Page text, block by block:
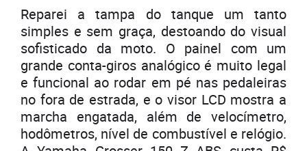
Reparei a tampa do tanque um tanto
simples e sem graça, destoando do visual
sofisticado da moto. O painel com um
grande conta-giros analógico é muito legal
e funcional ao rodar em pé nas pedaleiras
no fora de estrada, e o visor LCD mostra a
marcha engatada, além de velocímetro,
hodômetros, nível de combustível e relógio.